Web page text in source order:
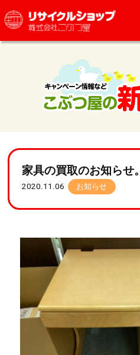
家具の買取のお知らせ。
2020.11.06 お知らせ